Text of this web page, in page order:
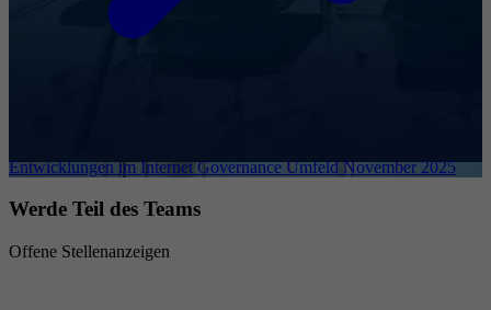
Entwicklungen im Internet Governance Umfeld November 2025
Werde Teil des Teams
Offene Stellenanzeigen